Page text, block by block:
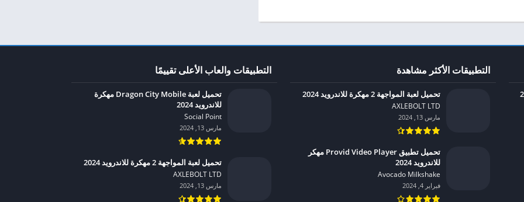
التطبيقات والعاب الأعلى تقييمًا
تحميل لعبة Dragon City Mobile مهكرة
للاندرويد 2024
Social Point‏
مارس 13, 2024
تحميل لعبة المواجهة 2 مهكرة للاندرويد 2024
AXLEBOLT LTD‏
مارس 13, 2024
التطبيقات الأكثر مشاهدة
تحميل لعبة المواجهة 2 مهكرة للاندرويد 2024
AXLEBOLT LTD‏
مارس 13, 2024
تحميل تطبيق Provid Video Player مهكر
للاندرويد 2024
Avocado Milkshake‏
فبراير 4, 2024